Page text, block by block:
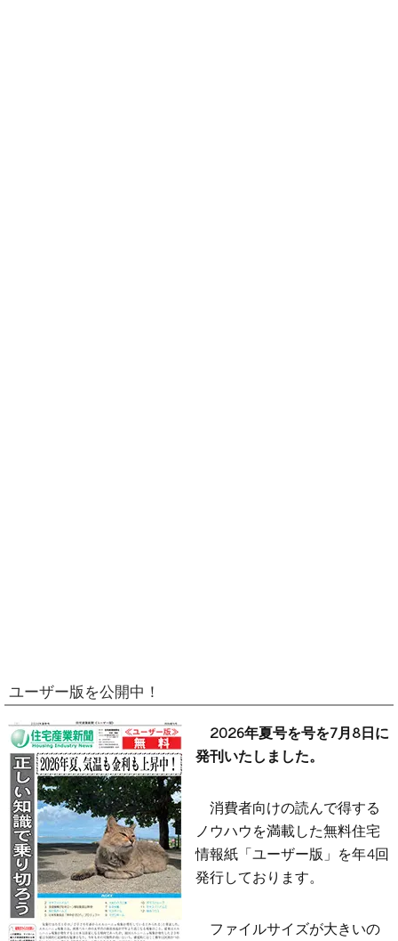
ユーザー版を公開中！
2026年夏号を号を7月8日に
発刊いたしました。
消費者向けの読んで得する
ノウハウを満載した無料住宅
情報紙「ユーザー版」を年4回
発行しております。
ファイルサイズが大きいの